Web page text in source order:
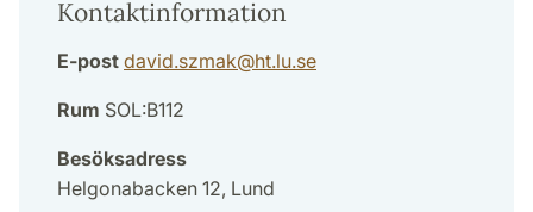
Kontaktinformation
E-post david.szmak@ht.lu.se
Rum SOL:B112
Besöksadress
Helgonabacken 12, Lund